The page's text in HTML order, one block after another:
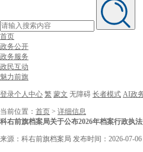
首页
政务公开
政务服务
政民互动
魅力前旗
登录个人中心 繁 蒙文 无障碍 长者模式 AI政
当前位置： 首页 > 详细信息
科右前旗档案局关于公布2026年档案行政执
来源：科右前旗档案局 发布时间：2026-07-06